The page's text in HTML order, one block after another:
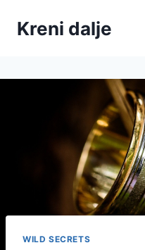
Kreni dalje
WILD SECRETS